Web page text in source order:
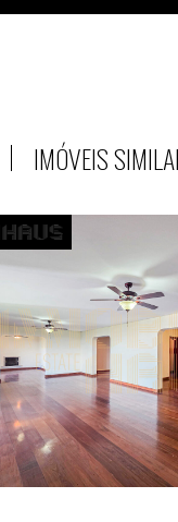
IMÓVEIS